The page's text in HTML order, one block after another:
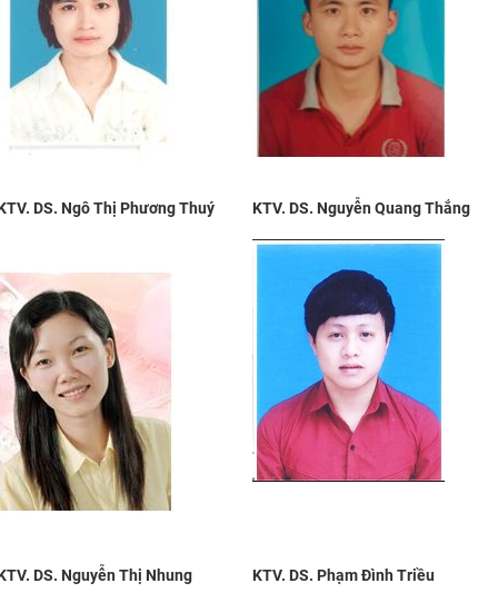
DS. Ngô Thị Phương Thuý KTV. DS. Nguyễn Quang Thắng
DS. Nguyễn Thị Nhung KTV. DS. Phạm Đình Triều